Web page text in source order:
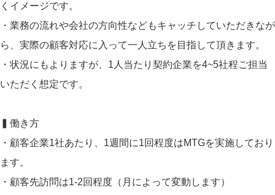
くイメージです。
・業務の流れや会社の方向性などもキャッチしていただきなが
ら、実際の顧客対応に入って一人立ちを目指して頂きます。
・状況にもよりますが、1人当たり契約企業を4~5社程ご担当
いただく想定です。
▍働き方
・顧客企業1社あたり、1週間に1回程度はMTGを実施しており
ます。
・顧客先訪問は1-2回程度（月によって変動します）